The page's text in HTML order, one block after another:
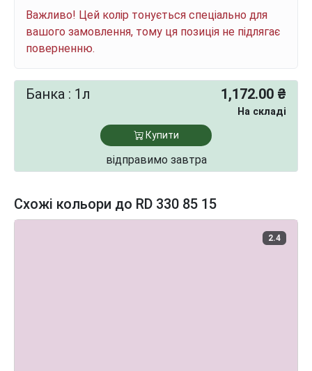
Важливо! Цей колір тонується спеціально для
вашого замовлення, тому ця позиція не підлягає
поверненню.
Банка : 1л 1,172.00 ₴
На складі
Купити
відправимо завтра
Схожі кольори до RD 330 85 15
2.4